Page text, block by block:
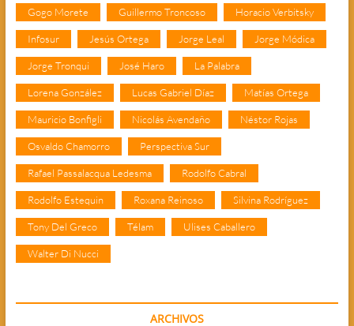
Gogo Morete Guillermo Troncoso Horacio Verbitsky
Infosur Jesús Ortega Jorge Leal Jorge Módica
Jorge Tronqui José Haro La Palabra
Lorena González Lucas Gabriel Díaz Matías Ortega
Mauricio Bonfigli Nicolás Avendaño Néstor Rojas
Osvaldo Chamorro Perspectiva Sur
Rafael Passalacqua Ledesma Rodolfo Cabral
Rodolfo Estequin Roxana Reinoso Silvina Rodríguez
Tony Del Greco Télam Ulises Caballero
Walter Di Nucci
ARCHIVOS